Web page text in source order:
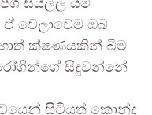
වෙලාවේම ඔබ
ක්ෂණයකින් බිම
සිදුවන්නේ
සිටියත් කොන්ද